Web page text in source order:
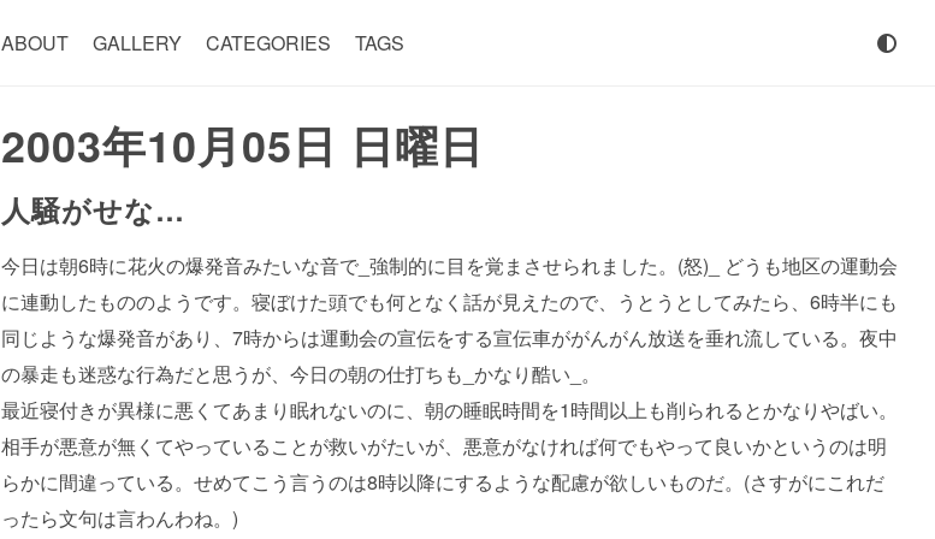
ABOUT GALLERY CATEGORIES TAGS
2003年10月05日 日曜日
人騒がせな…
今日は朝6時に花火の爆発音みたいな音で_強制的に目を覚まさせられました。(怒)_ どうも地区の運動会
に連動したもののようです。寝ぼけた頭でも何となく話が見えたので、うとうとしてみたら、6時半にも
同じような爆発音があり、7時からは運動会の宣伝をする宣伝車ががんがん放送を垂れ流している。夜中
の暴走も迷惑な行為だと思うが、今日の朝の仕打ちも_かなり酷い_。
最近寝付きが異様に悪くてあまり眠れないのに、朝の睡眠時間を1時間以上も削られるとかなりやばい。
相手が悪意が無くてやっていることが救いがたいが、悪意がなければ何でもやって良いかというのは明
らかに間違っている。せめてこう言うのは8時以降にするような配慮が欲しいものだ。(さすがにこれだ
ったら文句は言わんわね。)